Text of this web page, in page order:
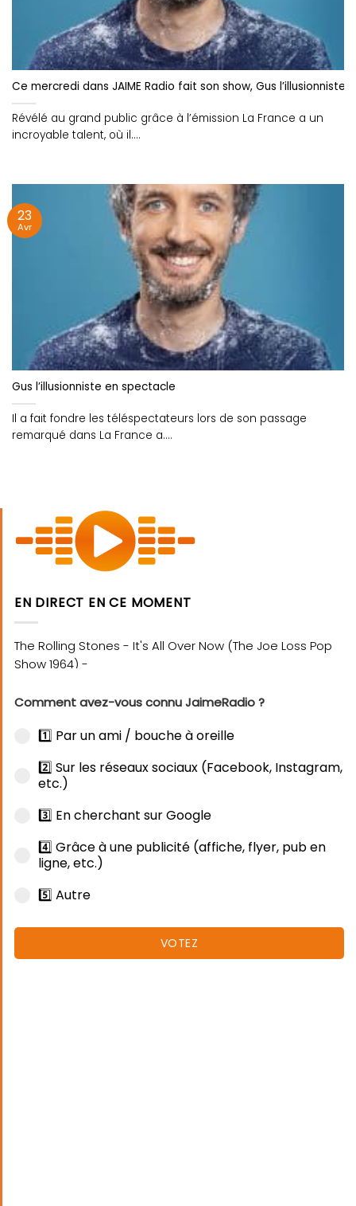
Ce mercredi dans JAIME Radio fait son show, Gus l’illusionniste
Révélé au grand public grâce à l’émission La France a un
incroyable talent, où il....
Gus l’illusionniste en spectacle
Il a fait fondre les téléspectateurs lors de son passage
remarqué dans La France a....
23
Avr
EN DIRECT EN CE MOMENT
Comment avez-vous connu JaimeRadio ?
1️⃣ Par un ami / bouche à oreille
2️⃣ Sur les réseaux sociaux (Facebook, Instagram,
etc.)
3️⃣ En cherchant sur Google
4️⃣ Grâce à une publicité (affiche, flyer, pub en
ligne, etc.)
5️⃣ Autre
VOTEZ